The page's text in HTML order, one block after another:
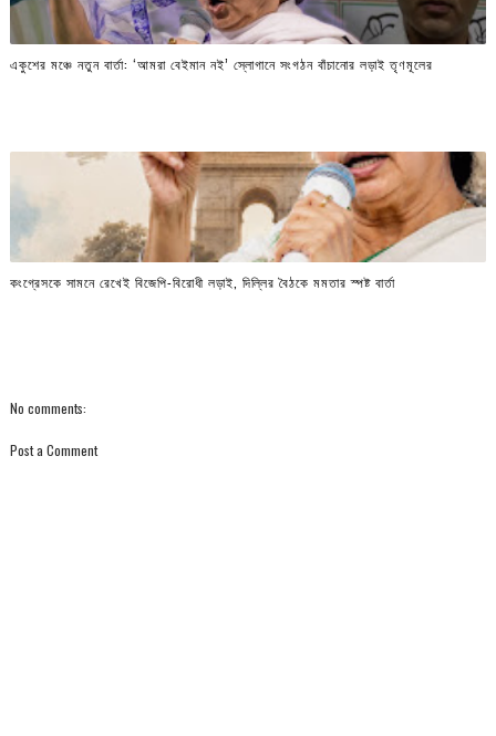
একুশের মঞ্চে নতুন বার্তা: ‘আমরা বেইমান নই’ স্লোগানে সংগঠন বাঁচানোর লড়াই তৃণমূলের
কংগ্রেসকে সামনে রেখেই বিজেপি-বিরোধী লড়াই, দিল্লির বৈঠকে মমতার স্পষ্ট বার্তা
No comments:
Post a Comment